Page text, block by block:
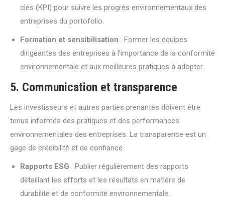
clés (KPI) pour suivre les progrès environnementaux des
entreprises du portofolio.
Formation et sensibilisation : Former les équipes
dirigeantes des entreprises à l’importance de la conformité
environnementale et aux meilleures pratiques à adopter.
5. Communication et transparence
Les investisseurs et autres parties prenantes doivent être
tenus informés des pratiques et des performances
environnementales des entreprises. La transparence est un
gage de crédibilité et de confiance.
Rapports ESG : Publier régulièrement des rapports
détaillant les efforts et les résultats en matière de
durabilité et de conformité environnementale.